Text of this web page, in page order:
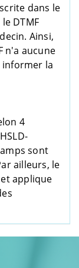
dans le
DTMF
Ainsi,
n'a aucune
informer la
4
sont
ailleurs, le
applique